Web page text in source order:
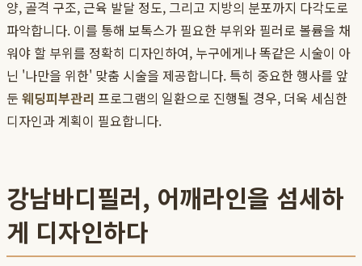
양, 골격 구조, 근육 발달 정도, 그리고 지방의 분포까지 다각도로
파악합니다. 이를 통해 보톡스가 필요한 부위와 필러로 볼륨을 채
워야 할 부위를 정확히 디자인하여, 누구에게나 똑같은 시술이 아
닌 '나만을 위한' 맞춤 시술을 제공합니다. 특히 중요한 행사를 앞
둔 웨딩피부관리 프로그램의 일환으로 진행될 경우, 더욱 세심한
디자인과 계획이 필요합니다.
강남바디필러, 어깨라인을 섬세하
게 디자인하다